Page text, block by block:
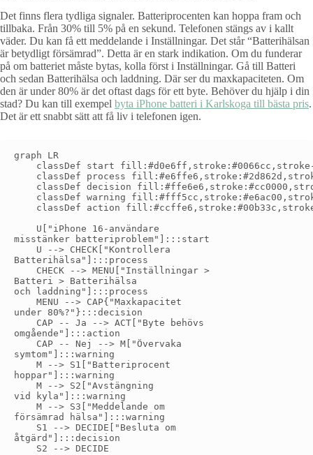
Det finns flera tydliga signaler. Batteriprocenten kan hoppa fram och
tillbaka. Från 30% till 5% på en sekund. Telefonen stängs av i kallt
väder. Du kan få ett meddelande i Inställningar. Det står “Batterihälsan
är betydligt försämrad”. Detta är en stark indikation. Om du funderar
på om batteriet måste bytas, kolla först i Inställningar. Gå till Batteri
och sedan Batterihälsa och laddning. Där ser du maxkapaciteten. Om
den är under 80% är det oftast dags för ett byte. Behöver du hjälp i din
stad? Du kan till exempel byta iPhone batteri i Karlskoga till bästa pris.
Det är ett snabbt sätt att få liv i telefonen igen.
graph LR
classDef start
classDef process
classDef decision
classDef warning
classDef action
    U["iPhone 16-användare
misstänker batteriproblem"]:::start
    U --> CHECK["Kontrollera
Batterihälsa"]:::process
    CHECK --> MENU["Inställningar >
Batteri > Batterihälsa
och laddning"]:::process
    MENU --> CAP{"Maxkapacitet
under 80%?"}:::decision
    CAP -- Ja --> ACT["Byte behövs
omgående"]:::action
    CAP -- Nej --> M["Övervaka
symtom"]:::warning
    M --> S1["Batteriprocent
hoppar"]:::warning
    M --> S2["Avstängning
vid kyla"]:::warning
    M --> S3["Meddelande om
försämrad hälsa"]:::warning
    S1 --> DECIDE["Besluta om
åtgärd"]:::decision
    S2 --> DECIDE